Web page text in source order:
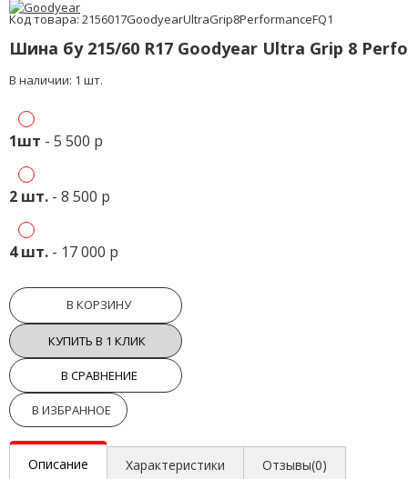
Код товара: 2156017GoodyearUltraGrip8PerformanceFQ1
Шина бу 215/60 R17 Goodyear Ultra Grip 8
В наличии: 1 шт.
1шт - 5 500 р
2 шт. - 8 500 р
4 шт. - 17 000 р
В КОРЗИНУ
КУПИТЬ В 1 КЛИК
В СРАВНЕНИЕ
В ИЗБРАННОЕ
Описание Характеристики Отзывы(0)